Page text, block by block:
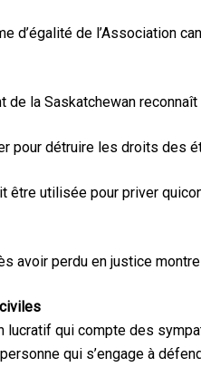
fermer
d’égalité de l’Association
la Saskatchewan
pour détruire les droits des
être utilisée pour priver
avoir perdu en justice
lucratif qui compte des
qui s’engage à